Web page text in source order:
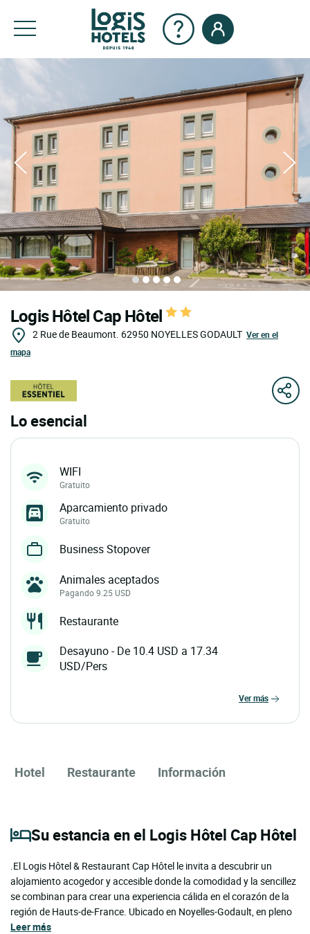
Logis Hôtel Cap Hôtel
2 Rue de Beaumont. 62950 NOYELLES GODAULT Ver en el
mapa
Lo esencial
WIFI
Gratuito
Aparcamiento privado
Gratuito
Business Stopover
Animales aceptados
Pagando 9.25 USD
Restaurante
Desayuno - De 10.4 USD a 17.34
USD/Pers
ver más
Hotel Restaurante Información
Su estancia en el Logis Hôtel Cap Hôtel
.El Logis Hôtel & Restaurant Cap Hôtel le invita a descubrir un
alojamiento acogedor y accesible donde la comodidad y la sencillez
se combinan para crear una experiencia cálida en el corazón de la
región de Hauts-de-France. Ubicado en Noyelles-Godault, en pleno
Leer más